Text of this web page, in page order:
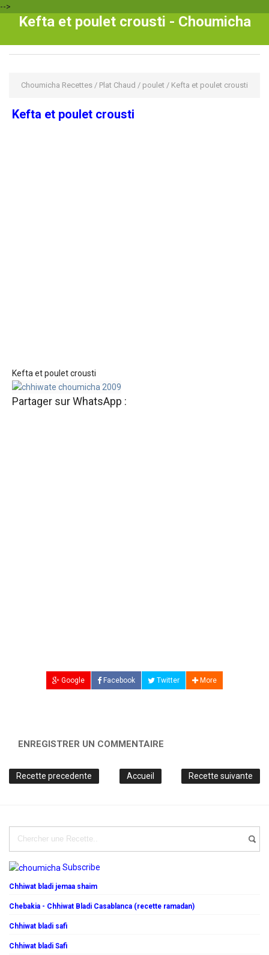
-->
Kefta et poulet crousti - Choumicha
Choumicha Recettes / Plat Chaud / poulet / Kefta et poulet crousti
Kefta et poulet crousti
Kefta et poulet crousti
Partager sur WhatsApp :
Google Facebook Twitter More
ENREGISTRER UN COMMENTAIRE
Recette precedente Recette suivante
Accueil
Subscribe
Chhiwat bladi jemaa shaim
Chebakia - Chhiwat Bladi Casablanca (recette ramadan)
Chhiwat bladi safi
Chhiwat bladi Safi